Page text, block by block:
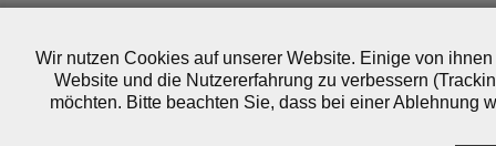
Wir nutzen Cookies auf unserer Website. Einige von
Website und die Nutzererfahrung zu verbessern
möchten. Bitte beachten Sie, dass bei einer Ablehnung